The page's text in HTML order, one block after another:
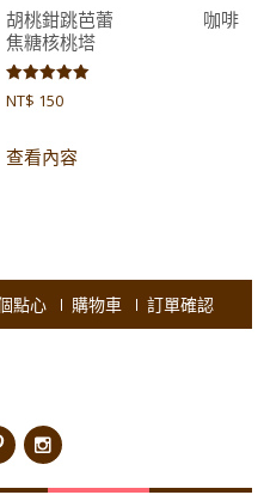
胡桃鉗跳芭蕾 咖啡
焦糖核桃塔
評分
5.00
NT$ 150
查看內容
點心 購物車 訂單確認